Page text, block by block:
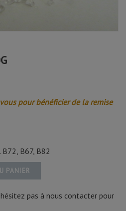
pour bénéficier de la remise
B72, B67, B82
PANIER
pas à nous contacter pour